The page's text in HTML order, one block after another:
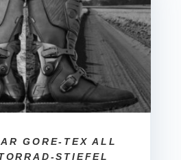
GORE-TEX ALL
STIEFEL